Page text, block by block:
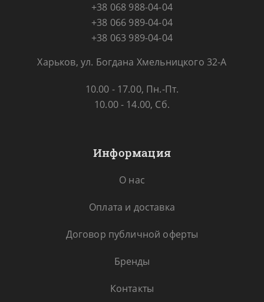
+38 068 988-04-04
+38 066 989-04-04
+38 063 989-04-04
Харьков, ул. Богдана Хмельницкого 32-А
10.00 - 17.00, Пн.-Пт.
10.00 - 14.00, Сб.
Информация
О нас
Оплата и доставка
Договор публичной оферты
Бренды
Контакты